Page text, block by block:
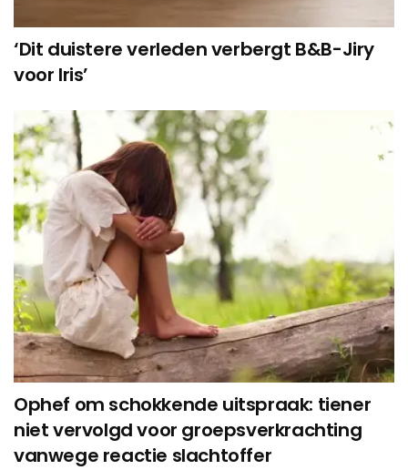
‘Dit duistere verleden verbergt B&B-Jiry
voor Iris’
Ophef om schokkende uitspraak: tiener
niet vervolgd voor groepsverkrachting
vanwege reactie slachtoffer